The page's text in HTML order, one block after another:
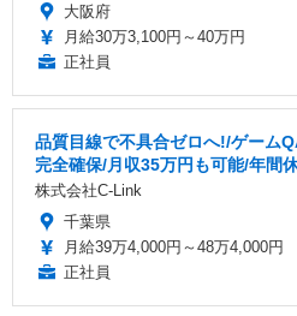
大阪府
月給30万3,100円～40万円
正社員
品質目線で不具合ゼロへ!/ゲーム
完全確保/月収35万円も可能/年間
株式会社C-Link
千葉県
月給39万4,000円～48万4,000円
正社員